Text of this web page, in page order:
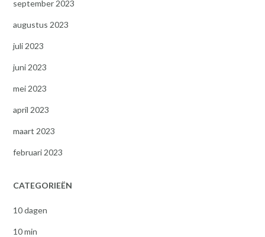
september 2023
augustus 2023
juli 2023
juni 2023
mei 2023
april 2023
maart 2023
februari 2023
CATEGORIEËN
10 dagen
10 min